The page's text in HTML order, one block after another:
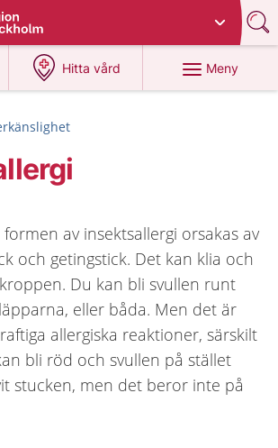
1177
region
Hitta vård
på 1177.se
Meny
av insektsallergi orsakas av
och getingstick. Det kan klia och
Du kan bli svullen runt
eller båda. Men det är
allergiska reaktioner, särskilt
bli röd och svullen på stället
stucken, men det beror inte på